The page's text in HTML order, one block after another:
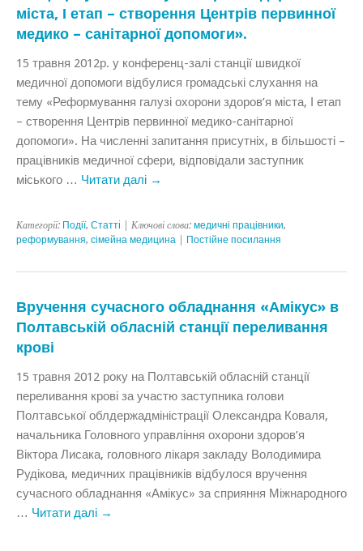
міста, І етап – створення Центрів первинної
медико – санітарної допомоги».
15 травня 2012р. у конференц-залі станції швидкої
медичної допомоги відбулися громадські слухання на
тему «Реформування галузі охорони здоров’я міста, І етап
– створення Центрів первинної медико-санітарної
допомоги». На численні запитання присутніх, в більшості –
працівників медичної сфери, відповідали заступник
міського … Читати далі →
Категорії: Події, Статтi | Ключові слова: медичні працівники,
реформування, сімейна медицина Постійне посилання
Вручення сучасного обладнання «Амікус» в
Полтавській обласній станції переливання
крові
15 травня 2012 року на Полтавській обласній станції
переливання крові за участю заступника голови
Полтавської облдержадміністрації Олександра Коваля,
начальника Головного управління охорони здоров’я
Віктора Лисака, головного лікаря закладу Володимира
Рудікова, медичних працівників відбулося вручення
сучасного обладнання «Амікус» за сприяння Міжнародного
… Читати далі →